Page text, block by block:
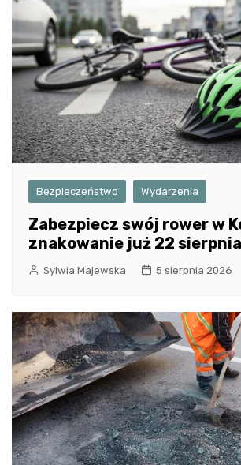
Bezpieczeństwo Wydarzenia
Zabezpiecz swój rower w
znakowanie już 22
Sylwia Majewska 5 sierpnia 2026